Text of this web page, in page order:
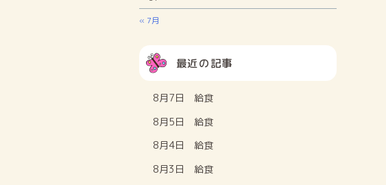
« 7月
最近の記事
8月7日 給食
8月5日 給食
8月4日 給食
8月3日 給食